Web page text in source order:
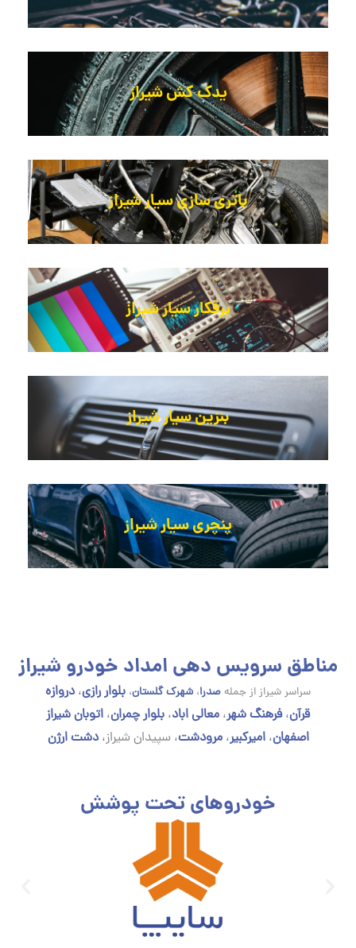
یدک کش شیراز
باتری سازی سیار شیراز
برقکار سیار شیراز
بنزین سیار شیراز
پنچری سیار شیراز
مناطق سرویس دهی امداد خودرو شیراز
سراسر شیراز از جملهصدرا، شهرک گلستان، بلوار رازی، دروازه
قرآن، فرهنگ شهر، معالی اباد، بلوار چمران، اتوبان شیراز
اصفهان، امیرکبیر،مرودشت،سپیدان شیراز،دشت ارژن
خودروهای تحت پوشش